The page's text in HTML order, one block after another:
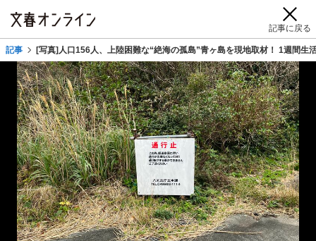
記事に戻る
記事 [写真]人口156人、上陸困難な“絶海の孤島”青ヶ島を現地取材！ 1週間生